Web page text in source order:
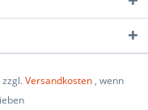
Versandkosten, wenn